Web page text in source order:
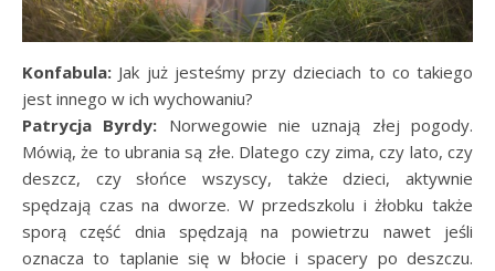
Konfabula: Jak już jesteśmy przy dzieciach to co takiego
jest innego w ich wychowaniu?
Patrycja Byrdy: Norwegowie nie uznają złej pogody.
Mówią, że to ubrania są złe. Dlatego czy zima, czy lato, czy
deszcz, czy słońce wszyscy, także dzieci, aktywnie
spędzają czas na dworze. W przedszkolu i żłobku także
sporą część dnia spędzają na powietrzu nawet jeśli
oznacza to taplanie się w błocie i spacery po deszczu.